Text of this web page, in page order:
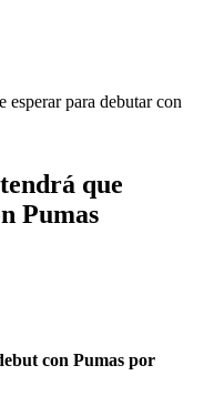
esperar para debutar con
que
Pumas
con Pumas por